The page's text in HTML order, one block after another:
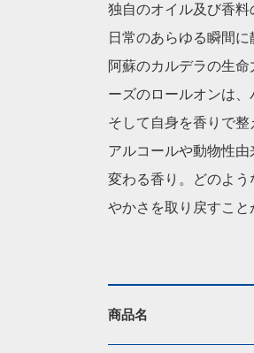
独自のオイル及び香
日常のあらゆる瞬間に
阿蘇のカルデラの生
ーズのロールオンは
そして自身を香りで整
アルコールや動物性
変わる香り。どのよ
やかさを取り戻すこと
商品名